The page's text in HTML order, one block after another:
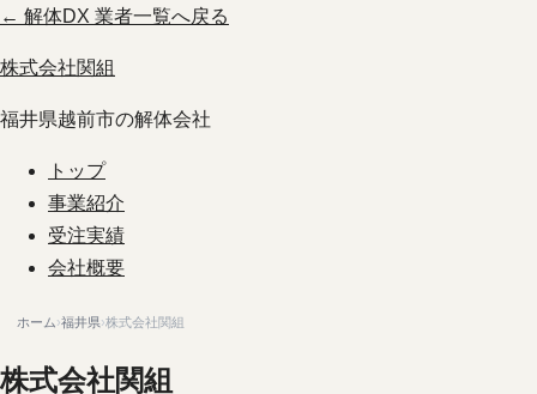
← 解体DX 業者一覧へ戻る
株式会社関組
福井県越前市の解体会社
トップ
事業紹介
受注実績
会社概要
ホーム›福井県›株式会社関組
株式会社関組